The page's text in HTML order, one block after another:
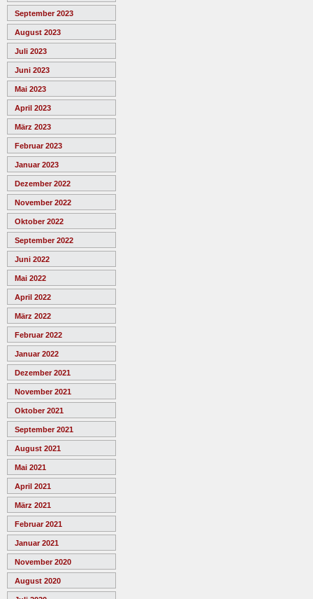
September 2023
August 2023
Juli 2023
Juni 2023
Mai 2023
April 2023
März 2023
Februar 2023
Januar 2023
Dezember 2022
November 2022
Oktober 2022
September 2022
Juni 2022
Mai 2022
April 2022
März 2022
Februar 2022
Januar 2022
Dezember 2021
November 2021
Oktober 2021
September 2021
August 2021
Mai 2021
April 2021
März 2021
Februar 2021
Januar 2021
November 2020
August 2020